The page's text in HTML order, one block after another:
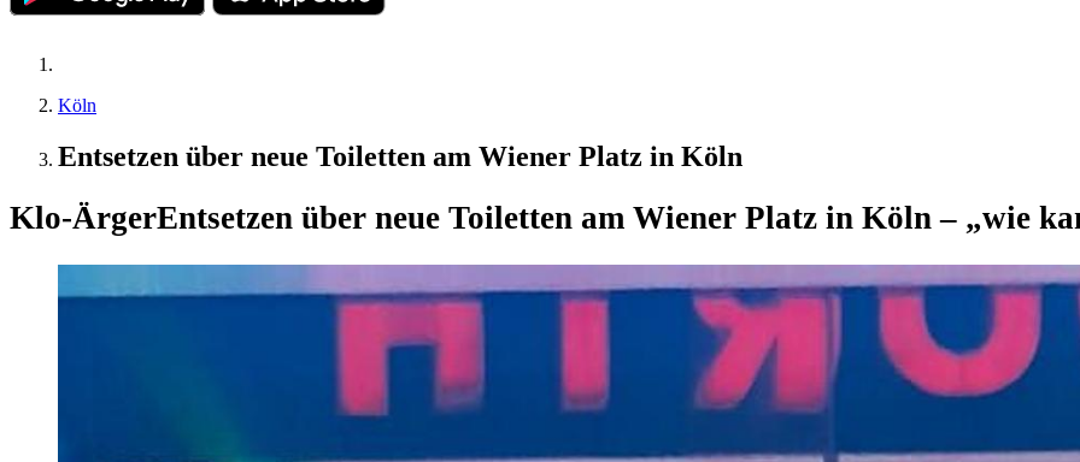
Köln
Entsetzen über neue Toiletten am Wiener Platz in Köln
Klo-ÄrgerEntsetzen über neue Toiletten am Wiener Platz in Köln – „wie